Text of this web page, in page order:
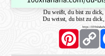
Du weißt, du bist zu dick,
Du weisst, du bist zu
https://
Pinterest